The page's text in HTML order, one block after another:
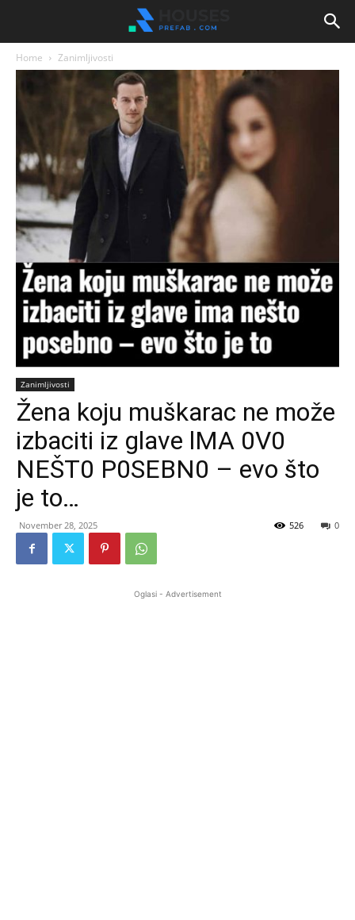
Home Zanimljivosti
Zanimljivosti
Žena koju muškarac ne može
izbaciti iz glave lMA 0V0
NEŠT0 P0SEBN0 – evo što
je to…
November 28, 2025 0
526
Oglasi - Advertisement